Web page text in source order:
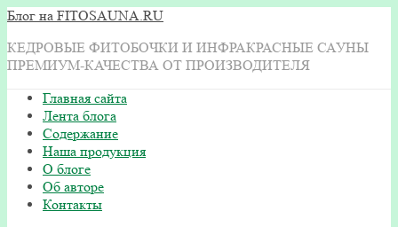
Блог на FITOSAUNA.RU
КЕДРОВЫЕ ФИТОБОЧКИ И ИНФРАКРАСНЫЕ САУНЫ
ПРЕМИУМ-КАЧЕСТВА ОТ ПРОИЗВОДИТЕЛЯ
Главная сайта
Лента блога
Содержание
Наша продукция
О блоге
Об авторе
Контакты